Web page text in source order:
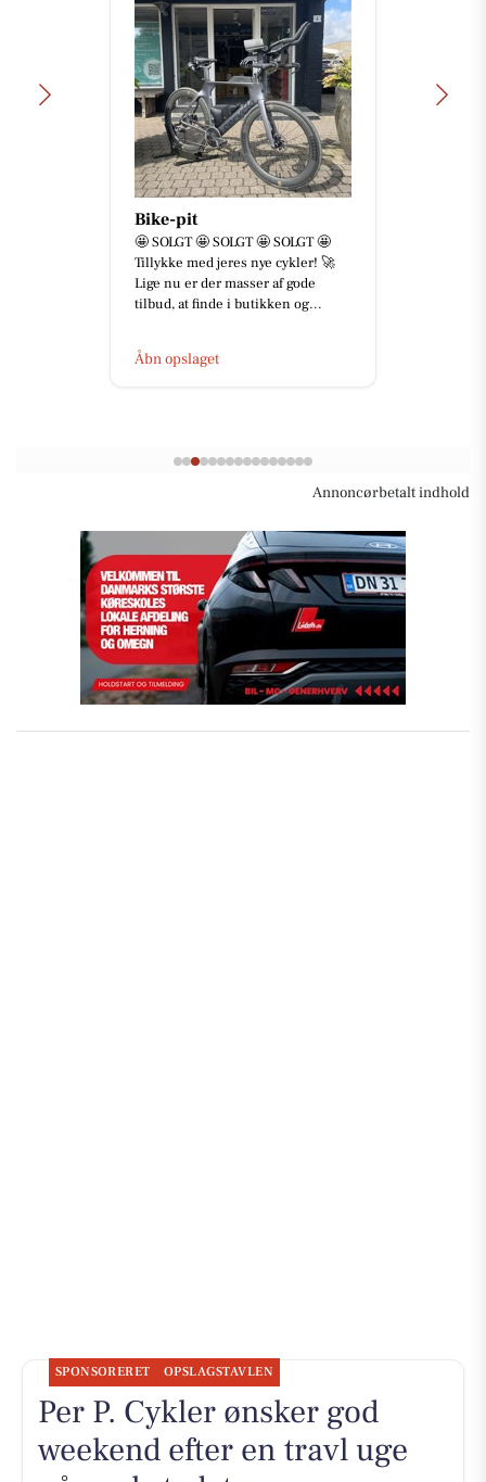
Bike-pit
🤩 SOLGT 🤩 SOLGT 🤩 SOLGT 🤩
Tillykke med jeres nye cykler! 🚀
Lige nu er der masser af gode
tilbud, at finde i butikken og...
Åbn opslaget
Annoncørbetalt indhold
SPONSORERET OPSLAGSTAVLEN
Per P. Cykler ønsker god
weekend efter en travl uge